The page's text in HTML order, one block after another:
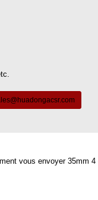
vous envoyer 35mm 4